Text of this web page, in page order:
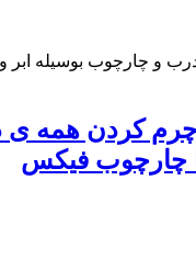
چارچوب بوسیله ابر و
کردن همه ی
چارچوب فیکس